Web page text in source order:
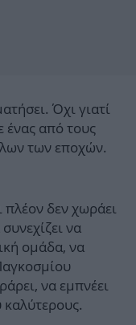
Όχι γιατί
ένας από τους
των εποχών.
πλέον δεν χωράει
να
ομάδα, να
να εμπνέει
καλύτερους.